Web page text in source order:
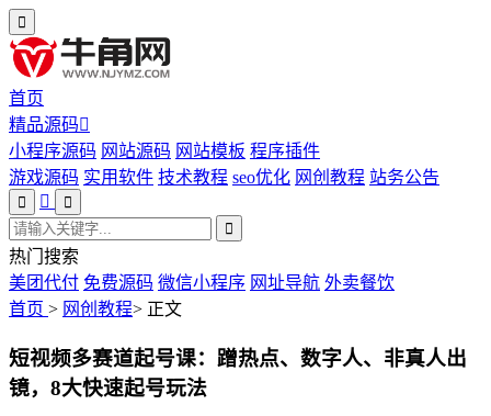
首页
精品源码
小程序源码 网站源码 网站模板 程序插件
游戏源码 实用软件 技术教程 seo优化 网创教程 站务公告
热门搜索
美团代付 免费源码 微信小程序 网址导航 外卖餐饮
首页 > 网创教程> 正文
短视频多赛道起号课：蹭热点、数字人、非真人出
镜，8大快速起号玩法